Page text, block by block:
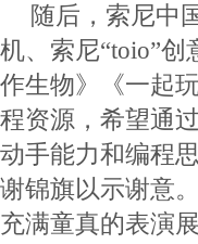
随后，索尼中
机、索尼“toio”
作生物》《一起
程资源，希望通
动手能力和编程
谢锦旗以示谢意
充满童真的表演